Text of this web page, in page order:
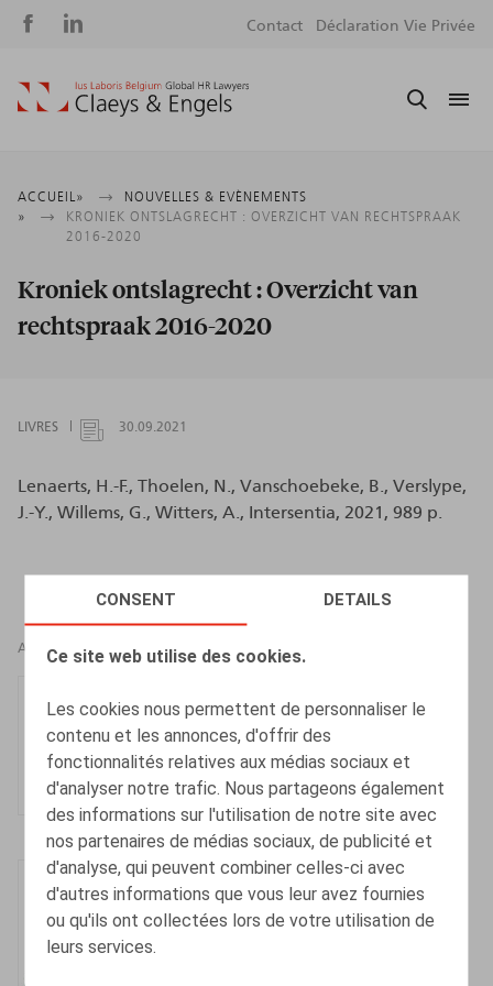
CONSENT DETAILS
Ce site web utilise des cookies.
Les cookies nous permettent de personnaliser le
contenu et les annonces, d'offrir des
fonctionnalités relatives aux médias sociaux et
d'analyser notre trafic. Nous partageons également
des informations sur l'utilisation de notre site avec
nos partenaires de médias sociaux, de publicité et
d'analyse, qui peuvent combiner celles-ci avec
d'autres informations que vous leur avez fournies
ou qu'ils ont collectées lors de votre utilisation de
leurs services.
Social
Contact Déclaration Vie Privée
Fil
d'Ariane
ACCUEIL
NOUVELLES & EVÈNEMENTS
KRONIEK ONTSLAGRECHT : OVERZICHT VAN RECHTSPRAAK
2016-2020
Kroniek ontslagrecht : Overzicht van
rechtspraak 2016-2020
LIVRES 30.09.2021
Lenaerts, H.-F., Thoelen, N., Vanschoebeke, B., Verslype,
J.-Y., Willems, G., Witters, A., Intersentia, 2021, 989 p.
AUTEURS
Jean-Yves Verslype
Associé
Henri-François
Lenaerts